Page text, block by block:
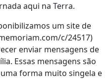
aqui na Terra.
um site de
c/24517)
enviar mensagens de
Essas mensagens são
forma muito singela e